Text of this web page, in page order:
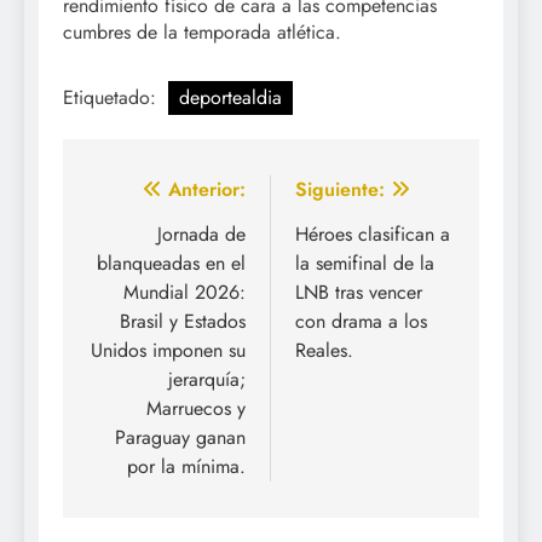
rendimiento físico de cara a las competencias
cumbres de la temporada atlética.
Etiquetado: deportealdia
Navegación
entradas
Anterior:
Jornada de
blanqueadas en el
Mundial 2026:
Brasil y Estados
Unidos imponen su
jerarquía;
Marruecos y
Paraguay ganan
por la mínima.
Siguiente:
Héroes clasifican a
la semifinal de la
LNB tras vencer
con drama a los
Reales.